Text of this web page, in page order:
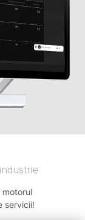
motorul
servicii!